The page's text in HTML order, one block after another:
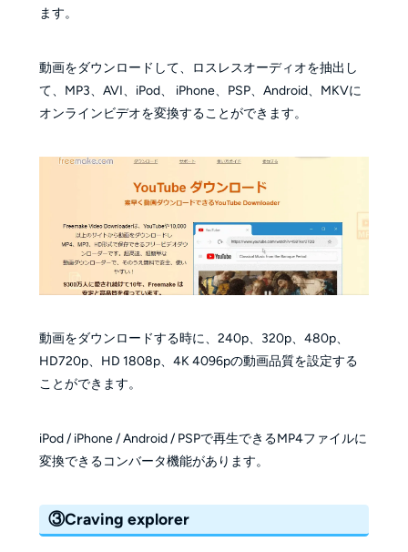
ます。
動画をダウンロードして、ロスレスオーディオを抽出し
て、MP3、AVI、iPod、 iPhone、PSP、Android、MKVに
オンラインビデオを変換することができます。
動画をダウンロードする時に、240p、320p、480p、
HD720p、HD 1808p、4K 4096pの動画品質を設定する
ことができます。
iPod / iPhone / Android / PSPで再生できるMP4ファイルに
変換できるコンバータ機能があります。
③Craving explorer